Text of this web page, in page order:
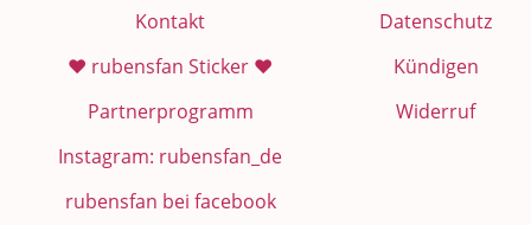
Kontakt
❤️ rubensfan Sticker ❤️
Partnerprogramm
Instagram: rubensfan_de
rubensfan bei facebook
Datenschutz
Kündigen
Widerruf